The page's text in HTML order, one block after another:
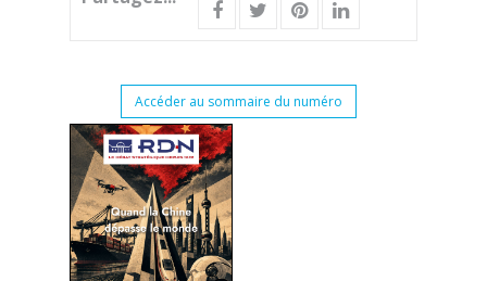
Accéder au sommaire du numéro